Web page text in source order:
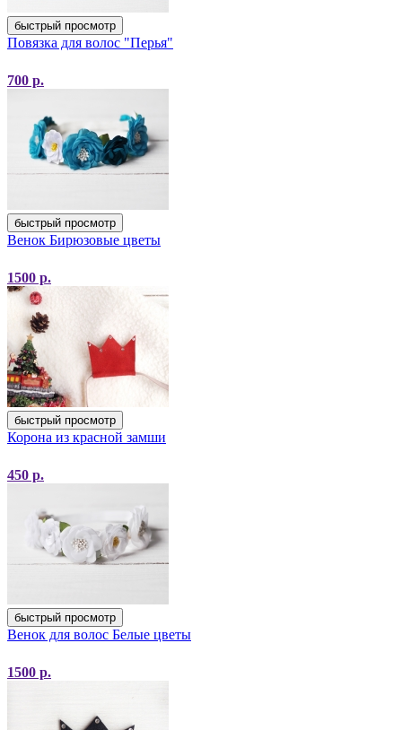
быстрый просмотр
Повязка для волос "Перья"
700 р.
быстрый просмотр
Венок Бирюзовые цветы
1500 р.
быстрый просмотр
Корона из красной замши
450 р.
быстрый просмотр
Венок для волос Белые цветы
1500 р.